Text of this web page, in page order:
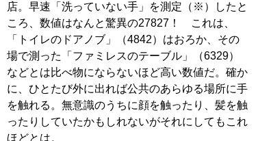
店。早速「洗っていない手」を測定（※）したと
ころ、数値はなんと驚異の27827！ これは、
「トイレのドアノブ」（4842）はおろか、その
場で測った「ファミレスのテーブル」（6329）
などとは比べ物にならないほど高い数値だ。確か
に、ひとたび外に出れば公共のあらゆる場所に手
を触れる。無意識のうちに顔を触ったり、髪を触
ったりしていたかもしれないがそれにしてもこれ
ほどとは。